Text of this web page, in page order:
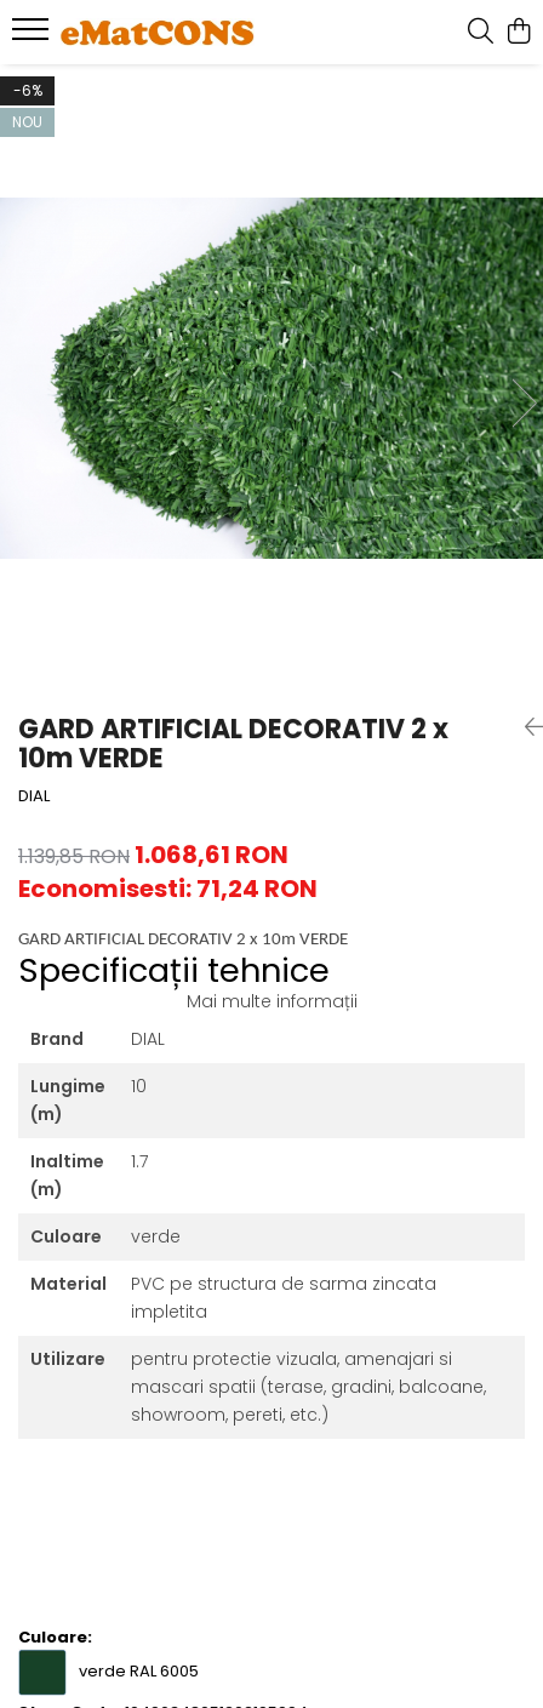
-6%
NOU
GARD ARTIFICIAL DECORATIV 2 x
10m VERDE
DIAL
1.139,85 RON 1.068,61 RON
Economisesti:71,24 RON
GARD ARTIFICIAL DECORATIV 2 x 10m VERDE
Specificații tehnice
Mai multe informații
Brand
DIAL
Lungime
(m)
10
Inaltime
(m)
1.7
Culoare
verde
Material
PVC pe structura de sarma zincata
impletita
Utilizare
pentru protectie vizuala, amenajari si
mascari spatii (terase, gradini, balcoane,
showroom, pereti, etc.)
Culoare:
verde RAL 6005